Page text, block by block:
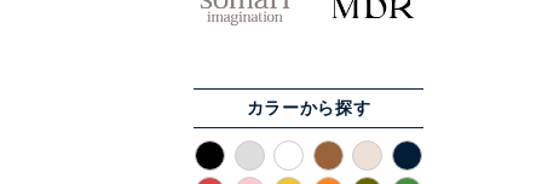
カラーから探す